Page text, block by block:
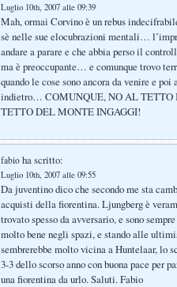
Luglio 10th, 2007 alle 09:39
Mah, ormai Corvino è un rebus
sè nelle sue elocubrazioni mentali…
andare a parare e che abbia perso il
ma è preoccupante… e comunque trovo
quando le cose sono ancora da venire e
indietro… COMUNQUE, NO AL TETTO
TETTO DEL MONTE INGAGGI!
fabio ha scritto:
Luglio 10th, 2007 alle 09:55
Da juventino dico che secondo me sta
acquisti della fiorentina. Ljungberg è
trovato spesso da avversario, e sono
molto bene negli spazi, e stando alle
sembrerebbe molto vicina a Huntelaar, lo
3-3 dello scorso anno con buona pace per
una fiorentina da urlo. Saluti. Fabio